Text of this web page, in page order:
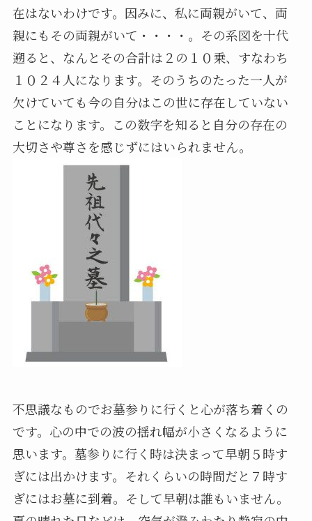
在はないわけです。因みに、私に両親がいて、両
親にもその両親がいて・・・・。その系図を十代
遡ると、なんとその合計は２の１０乗、すなわち
１０２４人になります。そのうちのたった一人が
欠けていても今の自分はこの世に存在していない
ことになります。この数字を知ると自分の存在の
大切さや尊さを感じずにはいられません。
不思議なものでお墓参りに行くと心が落ち着くの
です。心の中での波の揺れ幅が小さくなるように
思います。墓参りに行く時は決まって早朝５時す
ぎには出かけます。それくらいの時間だと７時す
ぎにはお墓に到着。そして早朝は誰もいません。